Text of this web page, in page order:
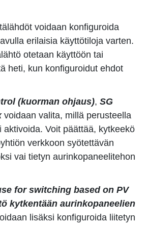
voidaan konfiguroida
erilaisia käyttötiloja varten.
otetaan käyttöön tai
heti, kun konfiguroidut ehdot
(kuorman ohjaus), SG
voidaan valita, millä perusteella
aktivoida. Voit päättää, kytkeekö
verkkoon syötettävän
vai tietyn aurinkopaneelitehon
for switching based on PV
kytkentään aurinkopaneelien
lisäksi konfiguroida liitetyn